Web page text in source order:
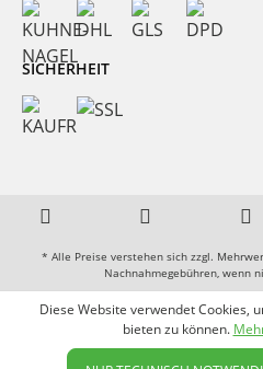
SICHERHEIT
* Alle Preise verstehen sich zzgl.
Nachnahmegebühren, wenn
Diese Website verwendet Cookies,
bieten zu können.